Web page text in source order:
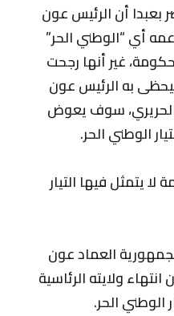
بعبدا أن الرئيس عون
أي “الوطني الحر”
غير أنها رجحت
به الرئيس عون
الحريري، سوف يعوض
الوطني الحر.
يتمثل فيها التيار
العماد عون
ولايته الرئاسية
الوطني الحر.